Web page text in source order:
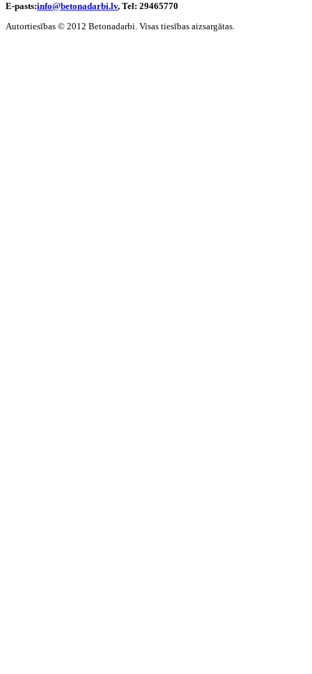
E-pasts:info@betonadarbi.lv, Tel: 29465770
Autortiesības © 2012 Betonadarbi. Visas tiesības aizsargātas.